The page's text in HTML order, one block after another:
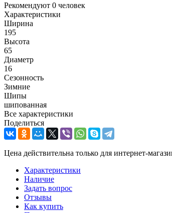
Рекомендуют 0 человек
Характеристики
Ширина
195
Высота
65
Диаметр
16
Сезонность
Зимние
Шипы
шипованная
Все характеристики
Поделиться
Цена действительна только для интернет-
Характеристики
Наличие
Задать вопрос
Отзывы
Как купить